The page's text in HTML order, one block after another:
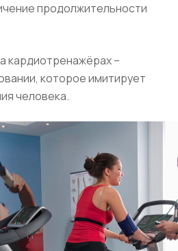
продолжительности
кардиотренажёрах –
которое имитирует
человека.